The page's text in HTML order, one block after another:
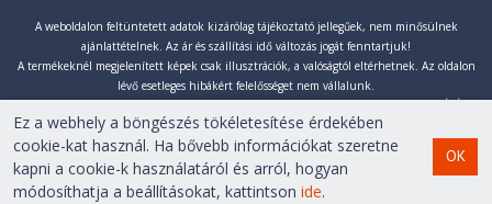
A weboldalon feltüntetett adatok kizárólag tájékoztató jellegűek, nem minősülnek
ajánlattételnek. Az ár és szállítási idő változás jogát fenntartjuk!
A termékeknél megjelenített képek csak illusztrációk, a valóságtól eltérhetnek. Az oldalon
lévő esetleges hibákért felelősséget nem vállalunk.
Eltérés esetén a gyártó által megadott paraméterek érvényesek! Bruttó árainkat 27% ÁFÁ-val
számoljuk!
Copyright © 2007-2026 First Computer Kft. Minden jog
fenntartva!
Ez a webhely a böngészés tökéletesítése érdekében
cookie-kat használ. Ha bővebb információkat szeretne
kapni a cookie-k használatáról és arról, hogyan
módosíthatja a beállításokat, kattintsonide.
OK